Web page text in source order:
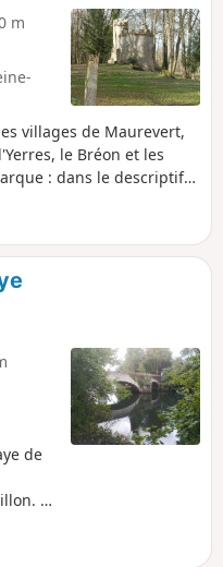
m
villages de Maurevert,
le Bréon et les
: dans le descriptif
de
Le
à